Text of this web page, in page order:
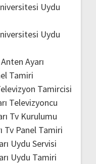
Uydu
Uydu
Ayarı
Tamiri
Tamircisi
Televizyoncu
Tv Kurulumu
Tv Panel Tamiri
Uydu Servisi
Uydu Tamiri